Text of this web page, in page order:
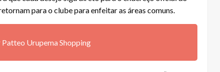
para o clube para enfeitar as áreas comuns.
Urupema Shopping